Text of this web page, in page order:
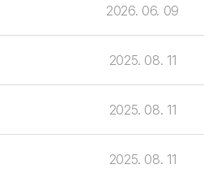
2026. 06. 09
2025. 08. 11
2025. 08. 11
2025. 08. 11